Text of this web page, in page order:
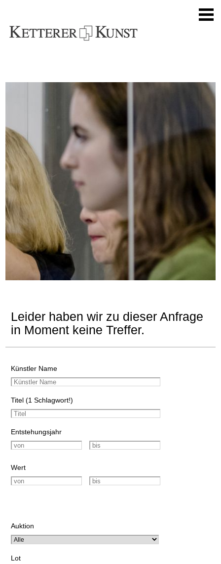
Leider haben wir zu dieser Anfrage
in Moment keine Treffer.
Künstler Name
Titel (1 Schlagwort!)
Entstehungsjahr
Wert
Auktion
Lot